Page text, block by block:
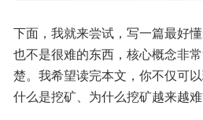
下面，我就来尝试，写一篇最好
也不是很难的东西，核心概念非
楚。我希望读完本文，你不仅可
什么是挖矿、为什么挖矿越来越难